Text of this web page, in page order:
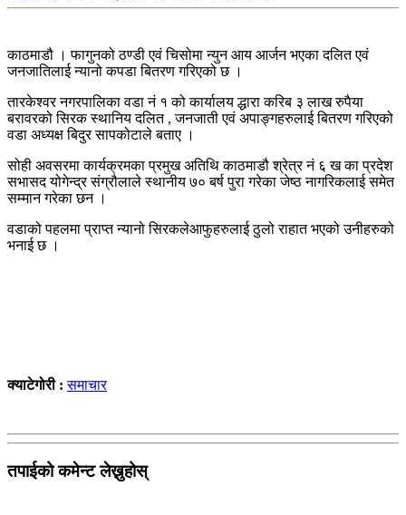
काठमाडौ । फागुनको ठण्डी एवं चिसोमा न्युन आय आर्जन भएका दलित एवं
जनजातिलाई न्यानो कपडा बितरण गरिएको छ ।
तारकेश्वर नगरपालिका वडा नं १ को कार्यालय द्धारा करिब ३ लाख रुपैया
बरावरको सिरक स्थानिय दलित , जनजाती एवं अपाङ्गहरुलाई बितरण गरिएको
वडा अध्यक्ष बिदुर सापकोटाले बताए ।
सोही अवसरमा कार्यक्रमका प्रमुख अतिथि काठमाडौ श्रेत्र नं ६ ख का प्रदेश
सभासद योगेन्द्र संग्रौलाले स्थानीय ७० बर्ष पुरा गरेका जेष्ठ नागरिकलाई समेत
सम्मान गरेका छन ।
वडाको पहलमा प्राप्त न्यानो सिरकलेआफुहरुलाई ठुलो राहात भएको उनीहरुको
भनाई छ ।
क्याटेगोरी :समाचार
तपाईको कमेन्ट लेख्नुहोस्